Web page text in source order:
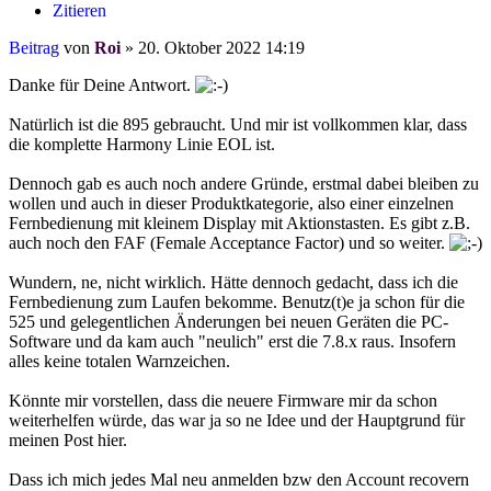
Zitieren
Beitrag von Roi » 20. Oktober 2022 14:19
Danke für Deine Antwort.
Natürlich ist die 895 gebraucht. Und mir ist vollkommen klar, dass
die komplette Harmony Linie EOL ist.
Dennoch gab es auch noch andere Gründe, erstmal dabei bleiben zu
wollen und auch in dieser Produktkategorie, also einer einzelnen
Fernbedienung mit kleinem Display mit Aktionstasten. Es gibt z.B.
auch noch den FAF (Female Acceptance Factor) und so weiter.
Wundern, ne, nicht wirklich. Hätte dennoch gedacht, dass ich die
Fernbedienung zum Laufen bekomme. Benutz(t)e ja schon für die
525 und gelegentlichen Änderungen bei neuen Geräten die PC-
Software und da kam auch "neulich" erst die 7.8.x raus. Insofern
alles keine totalen Warnzeichen.
Könnte mir vorstellen, dass die neuere Firmware mir da schon
weiterhelfen würde, das war ja so ne Idee und der Hauptgrund für
meinen Post hier.
Dass ich mich jedes Mal neu anmelden bzw den Account recovern